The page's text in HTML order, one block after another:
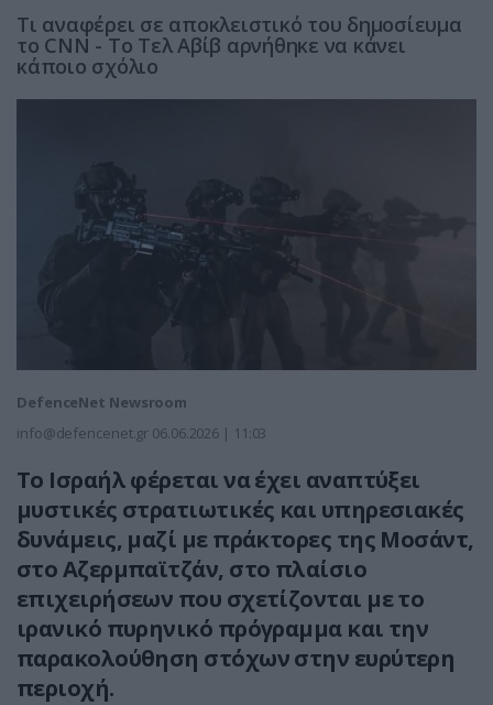
Τι αναφέρει σε αποκλειστικό του δημοσίευμα
το CNN - To Τελ Αβίβ αρνήθηκε να κάνει
κάποιο σχόλιο
DefenceNet Newsroom
info@defencenet.gr 06.06.2026 | 11:03
Το Ισραήλ φέρεται να έχει αναπτύξει
μυστικές στρατιωτικές και υπηρεσιακές
δυνάμεις, μαζί με πράκτορες της Μοσάντ,
στο Αζερμπαϊτζάν, στο πλαίσιο
επιχειρήσεων που σχετίζονται με το
ιρανικό πυρηνικό πρόγραμμα και την
παρακολούθηση στόχων στην ευρύτερη
περιοχή.